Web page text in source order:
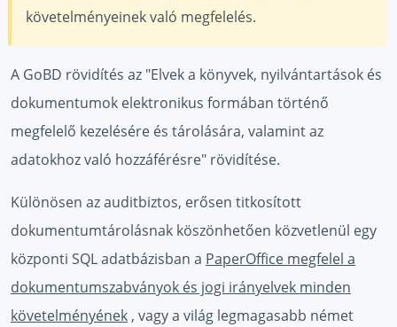
követelményeinek való megfelelés.
A GoBD rövidítés az "Elvek a könyvek, nyilvántartások és
dokumentumok elektronikus formában történő
megfelelő kezelésére és tárolására, valamint az
adatokhoz való hozzáférésre" rövidítése.
Különösen az auditbiztos, erősen titkosított
dokumentumtárolásnak köszönhetően közvetlenül egy
központi SQL adatbázisban a PaperOffice megfelel a
dokumentumszabványok és jogi irányelvek minden
követelményének , vagy a világ legmagasabb német